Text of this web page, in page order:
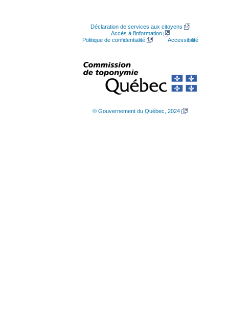
Déclaration de services aux citoyens
Accès à l’information
Politique de confidentialité
Accessibilité
© Gouvernement du Québec, 2024